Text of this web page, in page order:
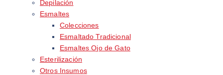
Depilación
Esmaltes
Colecciones
Esmaltado Tradicional
Esmaltes Ojo de Gato
Esterilización
Otros Insumos